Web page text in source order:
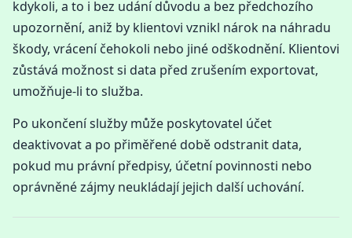
kdykoli, a to i bez udání důvodu a bez předchozího
upozornění, aniž by klientovi vznikl nárok na náhradu
škody, vrácení čehokoli nebo jiné odškodnění. Klientovi
zůstává možnost si data před zrušením exportovat,
umožňuje-li to služba.
Po ukončení služby může poskytovatel účet
deaktivovat a po přiměřené době odstranit data,
pokud mu právní předpisy, účetní povinnosti nebo
oprávněné zájmy neukládají jejich další uchování.